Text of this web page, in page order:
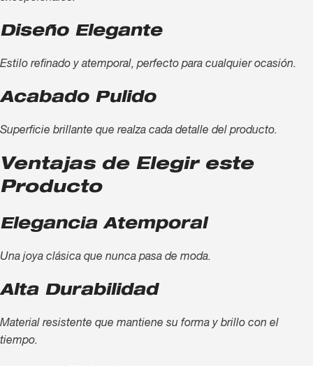
Diseño Elegante
Estilo refinado y atemporal, perfecto para cualquier ocasión.
Acabado Pulido
Superficie brillante que realza cada detalle del producto.
Ventajas de Elegir este
Producto
Elegancia Atemporal
Una joya clásica que nunca pasa de moda.
Alta Durabilidad
Material resistente que mantiene su forma y brillo con el
tiempo.